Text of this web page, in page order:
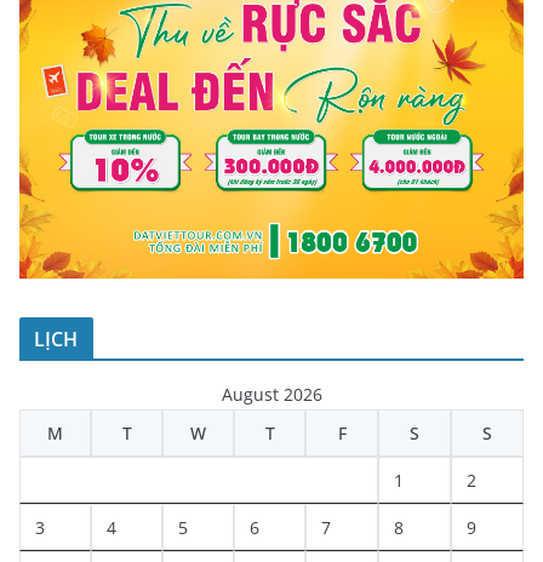
LỊCH
August 2026
M
T W T F S S
1 2
3 4 5 6 7 8 9